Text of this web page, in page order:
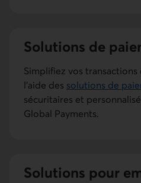
Solutions de
Simplifiez vos transactions
l’aide des solutions de
sécuritaires et
Global Payments.
Solutions pour